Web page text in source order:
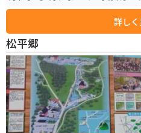
ケットなどのイベントが行われます。 夜には桜がライトアップされ幻想的な
雰囲気を楽しめます。また公園前には
mのサイクリングが楽しめます。豊田
も最高です。芝生エリアがとても広い
詳し
松平郷